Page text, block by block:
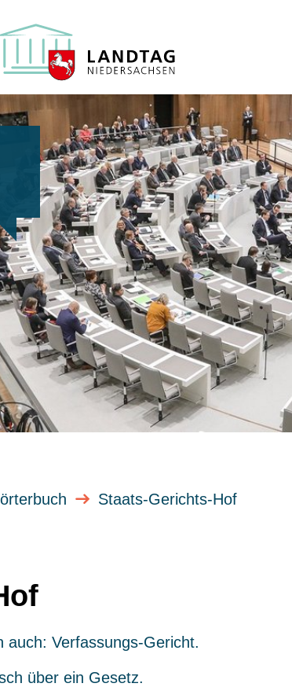
Staats-Gerichts-Hof
Verfassungs-Gericht.
über ein Gesetz.